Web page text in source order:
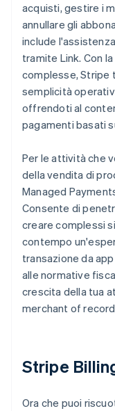
acquisti, gestire i
annullare gli
include
tramite Link. Con
complesse, Stripe
semplicità
offrendoti al
pagamenti basati
Per le attività che
della vendita di
Managed
Consente di
creare complessi
contempo
transazione da
alle normative
crescita della tua
merchant of
Stripe
Ora che puoi